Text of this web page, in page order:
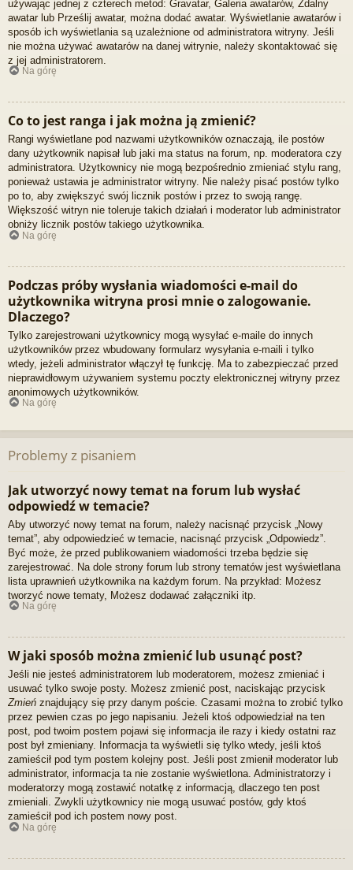
używając jednej z czterech metod: Gravatar, Galeria awatarów, Zdalny
awatar lub Prześlij awatar, można dodać awatar. Wyświetlanie awatarów i
sposób ich wyświetlania są uzależnione od administratora witryny. Jeśli
nie można używać awatarów na danej witrynie, należy skontaktować się
z jej administratorem.
Na górę
Co to jest ranga i jak można ją zmienić?
Rangi wyświetlane pod nazwami użytkowników oznaczają, ile postów
dany użytkownik napisał lub jaki ma status na forum, np. moderatora czy
administratora. Użytkownicy nie mogą bezpośrednio zmieniać stylu rang,
ponieważ ustawia je administrator witryny. Nie należy pisać postów tylko
po to, aby zwiększyć swój licznik postów i przez to swoją rangę.
Większość witryn nie toleruje takich działań i moderator lub administrator
obniży licznik postów takiego użytkownika.
Na górę
Podczas próby wysłania wiadomości e-mail do
użytkownika witryna prosi mnie o zalogowanie.
Dlaczego?
Tylko zarejestrowani użytkownicy mogą wysyłać e-maile do innych
użytkowników przez wbudowany formularz wysyłania e-maili i tylko
wtedy, jeżeli administrator włączył tę funkcję. Ma to zabezpieczać przed
nieprawidłowym używaniem systemu poczty elektronicznej witryny przez
anonimowych użytkowników.
Na górę
Problemy z pisaniem
Jak utworzyć nowy temat na forum lub wysłać
odpowiedź w temacie?
Aby utworzyć nowy temat na forum, należy nacisnąć przycisk „Nowy
temat”, aby odpowiedzieć w temacie, nacisnąć przycisk „Odpowiedz”.
Być może, że przed publikowaniem wiadomości trzeba będzie się
zarejestrować. Na dole strony forum lub strony tematów jest wyświetlana
lista uprawnień użytkownika na każdym forum. Na przykład: Możesz
tworzyć nowe tematy, Możesz dodawać załączniki itp.
Na górę
W jaki sposób można zmienić lub usunąć post?
Jeśli nie jesteś administratorem lub moderatorem, możesz zmieniać i
usuwać tylko swoje posty. Możesz zmienić post, naciskając przycisk
Zmień znajdujący się przy danym poście. Czasami można to zrobić tylko
przez pewien czas po jego napisaniu. Jeżeli ktoś odpowiedział na ten
post, pod twoim postem pojawi się informacja ile razy i kiedy ostatni raz
post był zmieniany. Informacja ta wyświetli się tylko wtedy, jeśli ktoś
zamieścił pod tym postem kolejny post. Jeśli post zmienił moderator lub
administrator, informacja ta nie zostanie wyświetlona. Administratorzy i
moderatorzy mogą zostawić notatkę z informacją, dlaczego ten post
zmieniali. Zwykli użytkownicy nie mogą usuwać postów, gdy ktoś
zamieścił pod ich postem nowy post.
Na górę